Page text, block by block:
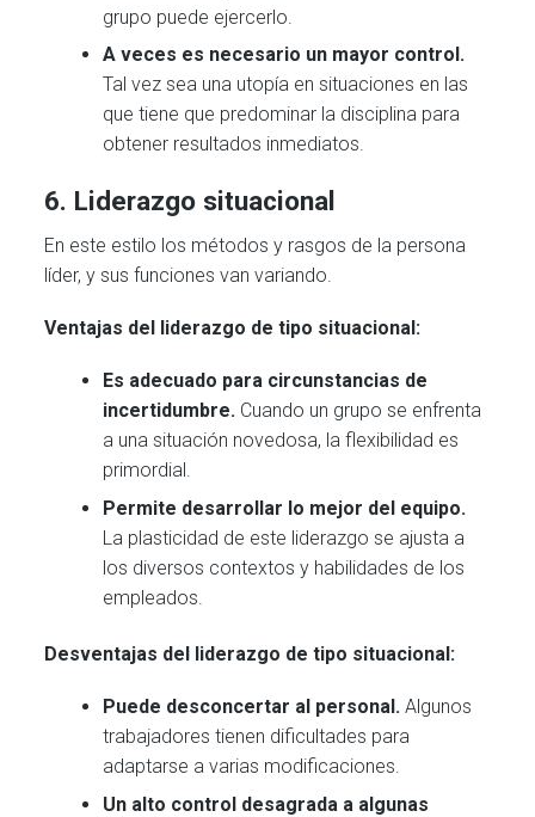
grupo puede ejercerlo.
A veces es necesario un mayor control.
Tal vez sea una utopía en situaciones en las
que tiene que predominar la disciplina para
obtener resultados inmediatos.
6. Liderazgo situacional
En este estilo los métodos y rasgos de la persona
líder, y sus funciones van variando.
Ventajas del liderazgo de tipo situacional:
Es adecuado para circunstancias de
incertidumbre. Cuando un grupo se enfrenta
a una situación novedosa, la flexibilidad es
primordial.
Permite desarrollar lo mejor del equipo.
La plasticidad de este liderazgo se ajusta a
los diversos contextos y habilidades de los
empleados.
Desventajas del liderazgo de tipo situacional:
Puede desconcertar al personal. Algunos
trabajadores tienen dificultades para
adaptarse a varias modificaciones.
Un alto control desagrada a algunas